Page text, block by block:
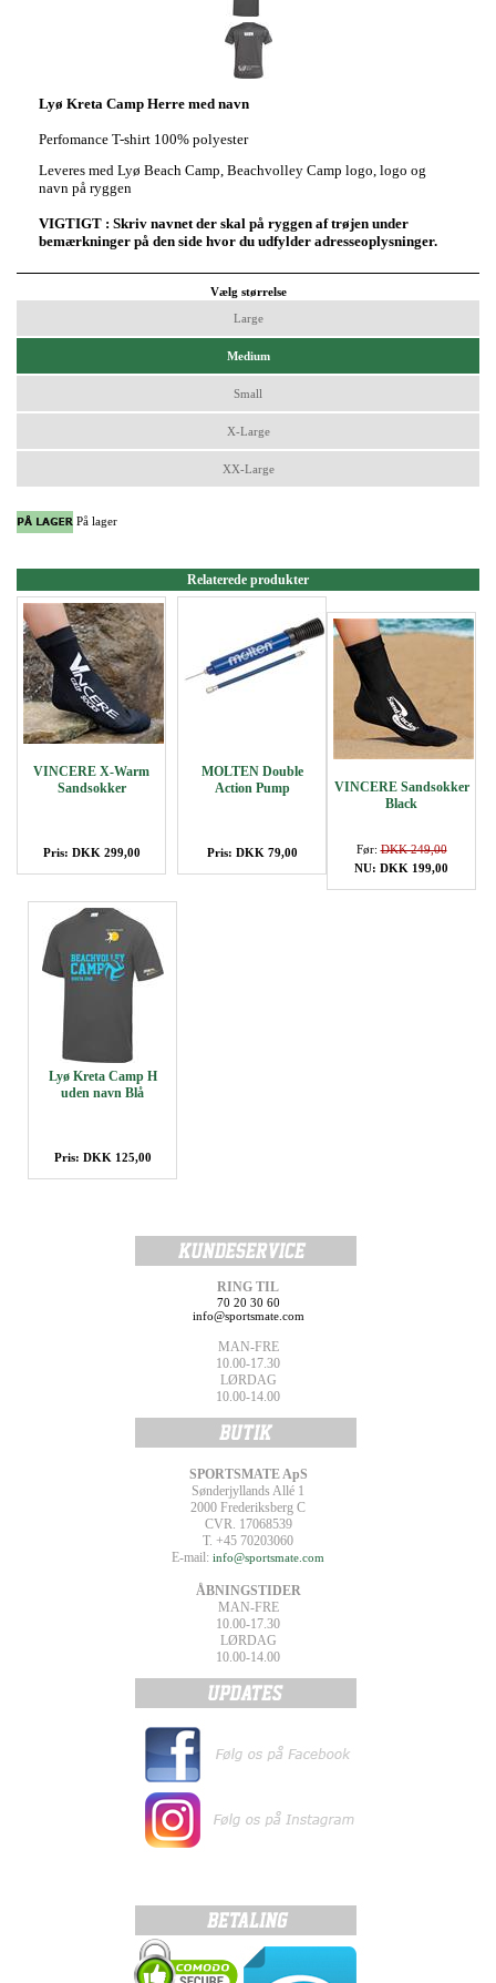
Lyø Kreta Camp Herre med navn
Perfomance T-shirt 100% polyester
Leveres med Lyø Beach Camp, Beachvolley Camp logo, logo og
navn på ryggen
VIGTIGT : Skriv navnet der skal på ryggen af trøjen under
bemærkninger på den side hvor du udfylder adresseoplysninger.
Vælg størrelse
Large
Medium
Small
X-Large
XX-Large
På lager
Relaterede produkter
VINCERE X-Warm
Sandsokker
Pris: DKK 299,00
MOLTEN Double
Action Pump
Pris: DKK 79,00
VINCERE Sandsokker
Black
Før:DKK 249,00
NU: DKK 199,00
Lyø Kreta Camp H
uden navn Blå
Pris: DKK 125,00
RING TIL
70 20 30 60
info@sportsmate.com
MAN-FRE
10.00-17.30
LØRDAG
10.00-14.00
SPORTSMATE ApS
Sønderjyllands Allé 1
2000 Frederiksberg C
CVR. 17068539
T. +45 70203060
E-mail: info@sportsmate.com
ÅBNINGSTIDER
MAN-FRE
10.00-17.30
LØRDAG
10.00-14.00